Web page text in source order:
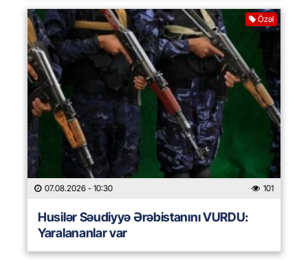
Özəl
07.08.2026 - 10:30 101
Husilər Səudiyyə Ərəbistanını VURDU:
Yaralananlar var